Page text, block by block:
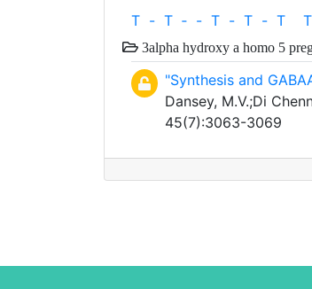
T - T ‐ - T - T - T T
3alpha hydroxy a homo 5
"Synthesis and
Dansey, M.V.;Di
45(7):3063-3069